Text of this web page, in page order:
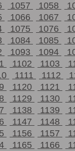
1057 1058
1066 1067
1075 1076
1084 1085
1093 1094
1102 1103
1111 1112
1120 1121
1129 1130
1138 1139
1147 1148
1156 1157
1165 1166